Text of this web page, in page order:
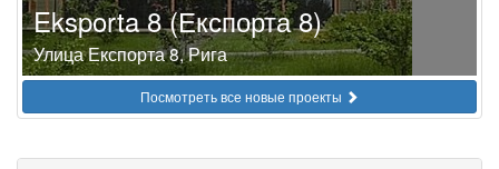
Eksporta 8 (Експорта 8)
Улица Експорта 8, Рига
Посмотреть все новые проекты